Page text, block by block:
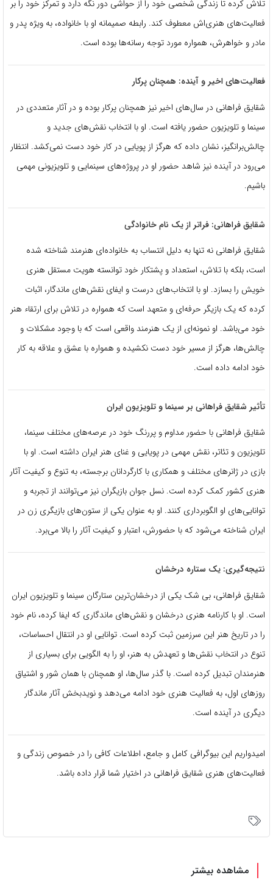
تلاش کرده تا زندگی شخصی خود را از حواشی دور نگه دارد و تمرکز خود را بر
فعالیت‌های هنری‌اش معطوف کند. رابطه صمیمانه او با خانواده، به ویژه پدر و
مادر و خواهرش، همواره مورد توجه رسانه‌ها بوده است.
فعالیت‌های اخیر و آینده: همچنان پرکار
شقایق فراهانی در سال‌های اخیر نیز همچنان پرکار بوده و در آثار متعددی در
سینما و تلویزیون حضور یافته است. او با انتخاب نقش‌های جدید و
چالش‌برانگیز، نشان داده که هرگز از پویایی در کار خود دست نمی‌کشد. انتظار
می‌رود در آینده نیز شاهد حضور او در پروژه‌های سینمایی و تلویزیونی مهمی
باشیم.
شقایق فراهانی: فراتر از یک نام خانوادگی
شقایق فراهانی نه تنها به دلیل انتساب به خانواده‌ای هنرمند شناخته شده
است، بلکه با تلاش، استعداد و پشتکار خود توانسته هویت مستقل هنری
خویش را بسازد. او با انتخاب‌های درست و ایفای نقش‌های ماندگار، اثبات
کرده که یک بازیگر حرفه‌ای و متعهد است که همواره در تلاش برای ارتقاء هنر
خود می‌باشد. او نمونه‌ای از یک هنرمند واقعی است که با وجود مشکلات و
چالش‌ها، هرگز از مسیر خود دست نکشیده و همواره با عشق و علاقه به کار
خود ادامه داده است.
تأثیر شقایق فراهانی بر سینما و تلویزیون ایران
شقایق فراهانی با حضور مداوم و پررنگ خود در عرصه‌های مختلف سینما،
تلویزیون و تئاتر، نقش مهمی در پویایی و غنای هنر ایران داشته است. او با
بازی در ژانرهای مختلف و همکاری با کارگردانان برجسته، به تنوع و کیفیت آثار
هنری کشور کمک کرده است. نسل جوان بازیگران نیز می‌توانند از تجربه و
توانایی‌های او الگوبرداری کنند. او به عنوان یکی از ستون‌های بازیگری زن در
ایران شناخته می‌شود که با حضورش، اعتبار و کیفیت آثار را بالا می‌برد.
نتیجه‌گیری: یک ستاره درخشان
شقایق فراهانی، بی شک یکی از درخشان‌ترین ستارگان سینما و تلویزیون ایران
است. او با کارنامه هنری درخشان و نقش‌های ماندگاری که ایفا کرده، نام خود
را در تاریخ هنر این سرزمین ثبت کرده است. توانایی او در انتقال احساسات،
تنوع در انتخاب نقش‌ها و تعهدش به هنر، او را به الگویی برای بسیاری از
هنرمندان تبدیل کرده است. با گذر سال‌ها، او همچنان با همان شور و اشتیاق
روزهای اول، به فعالیت هنری خود ادامه می‌دهد و نویدبخش آثار ماندگار
دیگری در آینده است.
امیدواریم این بیوگرافی کامل و جامع، اطلاعات کافی را در خصوص زندگی و
فعالیت‌های هنری شقایق فراهانی در اختیار شما قرار داده باشد.
مشاهده بیشتر